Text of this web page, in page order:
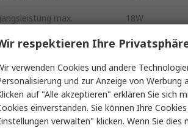
max. 18W
220, 240V ac
LED-Treiber
Schraube
respektieren Ihre
verwenden Cookies und andere
und zur Anzeige von
auf "Alle akzeptieren" erklären Sie sich
einverstanden. Sie können Ihre
verwalten" klicken. Wenn Sie